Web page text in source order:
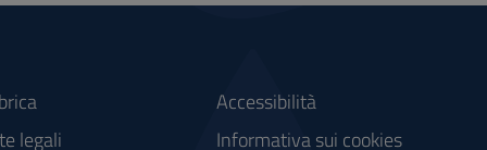
legali
Accessibilità
Informativa sui cookies